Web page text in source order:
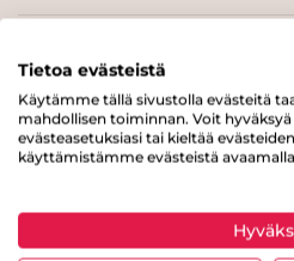
Suolaa
Tulosta sivu
Tietoa evästeistä
Käytämme tällä sivustolla evästeitä
mahdollisen toiminnan. Voit
evästeasetuksiasi tai kieltää
käyttämistämme evästeistä